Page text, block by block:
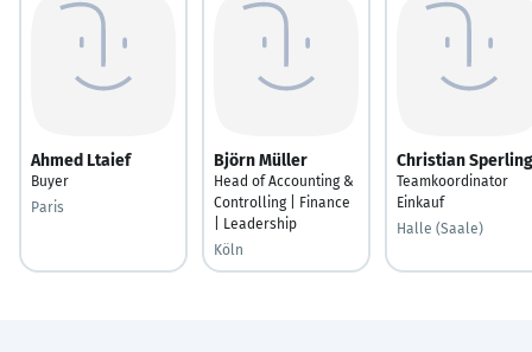
Ahmed Ltaief
Buyer
Paris
Björn Müller
Head of Accounting &
Controlling | Finance
| Leadership
Köln
Christian Sperling
Teamkoordinator
Einkauf
Halle (Saale)